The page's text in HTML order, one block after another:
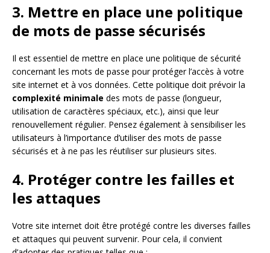
3. Mettre en place une politique
de mots de passe sécurisés
Il est essentiel de mettre en place une politique de sécurité
concernant les mots de passe pour protéger l’accès à votre
site internet et à vos données. Cette politique doit prévoir la
complexité minimale des mots de passe (longueur,
utilisation de caractères spéciaux, etc.), ainsi que leur
renouvellement régulier. Pensez également à sensibiliser les
utilisateurs à l’importance d’utiliser des mots de passe
sécurisés et à ne pas les réutiliser sur plusieurs sites.
4. Protéger contre les failles et
les attaques
Votre site internet doit être protégé contre les diverses failles
et attaques qui peuvent survenir. Pour cela, il convient